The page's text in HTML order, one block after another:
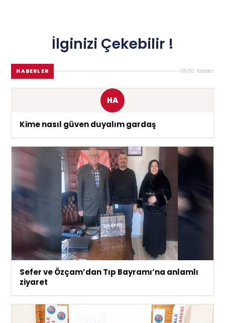
İlginizi Çekebilir !
HABERLER 11530 haber
HA
Kime nasıl güven duyalım gardaş
Sefer ve Özçam’dan Tıp Bayramı’na anlamlı
ziyaret